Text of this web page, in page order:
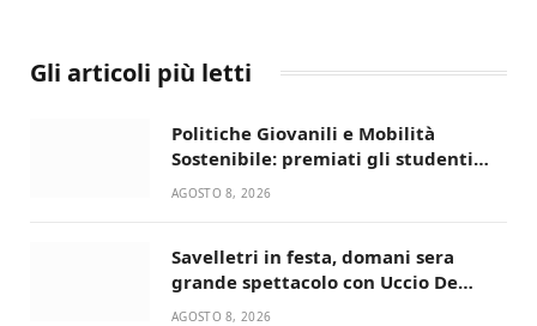
Gli articoli più letti
Politiche Giovanili e Mobilità
Sostenibile: premiati gli studenti
universitari del bando “La strada
AGOSTO 8, 2026
Savelletri in festa, domani sera
grande spettacolo con Uccio De
Santis
AGOSTO 8, 2026